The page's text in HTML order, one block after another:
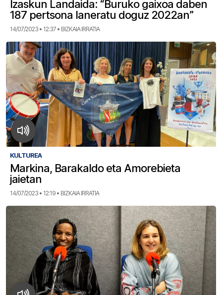
Izaskun Landaida: “Buruko gaixoa daben
187 pertsona laneratu doguz 2022an”
14/07/2023 • 12:37 • BIZKAIA IRRATIA
KULTUREA
Markina, Barakaldo eta Amorebieta
jaietan
14/07/2023 • 12:19 • BIZKAIA IRRATIA